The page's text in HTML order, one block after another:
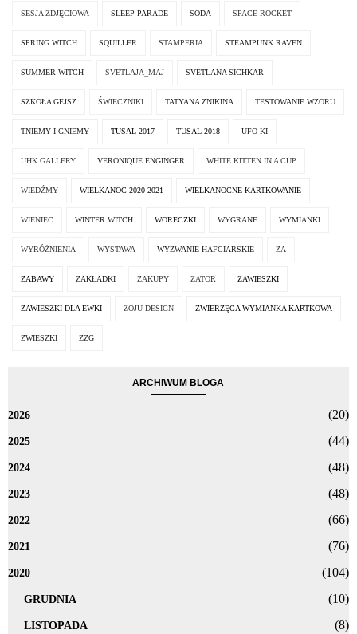
SESJA ZDJĘCIOWA SLEEP PARADE SODA SPACE ROCKET
SPRING WITCH SQUILLER STAMPERIA STEAMPUNK RAVEN
SUMMER WITCH SVETLAJA_MAJ SVETLANA SICHKAR
SZKOŁA GEJSZ ŚWIECZNIKI TATYANA ZNIKINA TESTOWANIE WZORU
TNIEMY I GNIEMY TUSAL 2017 TUSAL 2018 UFO-KI
UHK GALLERY VERONIQUE ENGINGER WHITE KITTEN IN A CUP
WIEDŹMY WIELKANOC 2020-2021 WIELKANOCNE KARTKOWANIE
WIENIEC WINTER WITCH WORECZKI WYGRANE WYMIANKI
WYRÓŻNIENIA WYSTAWA WYZWANIE HAFCIARSKIE ZA
ZABAWY ZAKŁADKI ZAKUPY ZATOR ZAWIESZKI
ZAWIESZKI DLA EWKI ZOJU DESIGN ZWIERZĘCA WYMIANKA KARTKOWA
ZWIESZKI ZZG
ARCHIWUM BLOGA
2026 (20)
2025 (44)
2024 (48)
2023 (48)
2022 (66)
2021 (76)
2020 (104)
GRUDNIA (10)
LISTOPADA (8)